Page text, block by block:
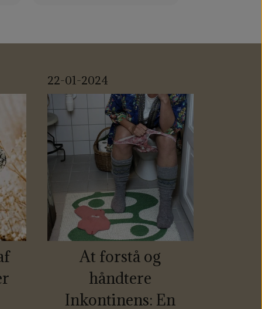
22-01-2024
At forstå og
håndtere
Inkontinens: En